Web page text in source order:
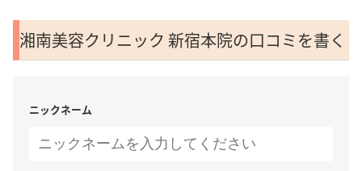
湘南美容クリニック 新宿本院の口コミを書く
ニックネーム